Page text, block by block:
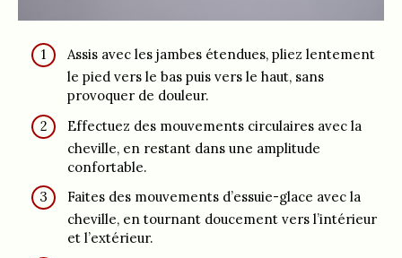
Assis avec les jambes étendues, pliez lentement
le pied vers le bas puis vers le haut, sans
provoquer de douleur.
Effectuez des mouvements circulaires avec la
cheville, en restant dans une amplitude
confortable.
Faites des mouvements d’essuie-glace avec la
cheville, en tournant doucement vers l’intérieur
et l’extérieur.